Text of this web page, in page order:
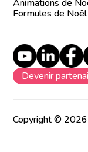
Animations de
Formules de
Devenir
Copyright ©